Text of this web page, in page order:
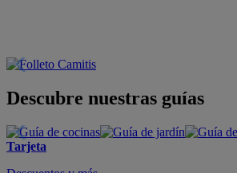
Descubre nuestras guías
Tarjeta